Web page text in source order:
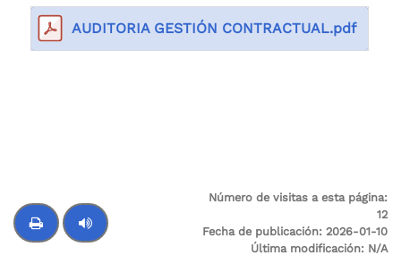
AUDITORIA GESTIÓN CONTRACTUAL.pdf
Número de visitas a esta página:
12
Fecha de publicación: 2026-01-10
Última modificación: N/A